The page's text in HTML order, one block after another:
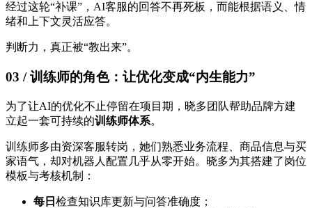
经过这轮“补课”，AI客服的回答不再死板，而能根据语义、情
绪和上下文灵活应答。
判断力，真正被“教出来”。
03 / 训练师的角色：让优化变成“内生能力”
为了让AI的优化不止停留在项目期，晓多团队帮助品牌方建
立起一套可持续的训练师体系。
训练师多由资深客服转岗，她们熟悉业务流程、商品信息与买
家语气，却对机器人配置几乎从零开始。晓多为其搭建了岗位
模板与考核机制：
每日 检查知识库更新与问答准确度；